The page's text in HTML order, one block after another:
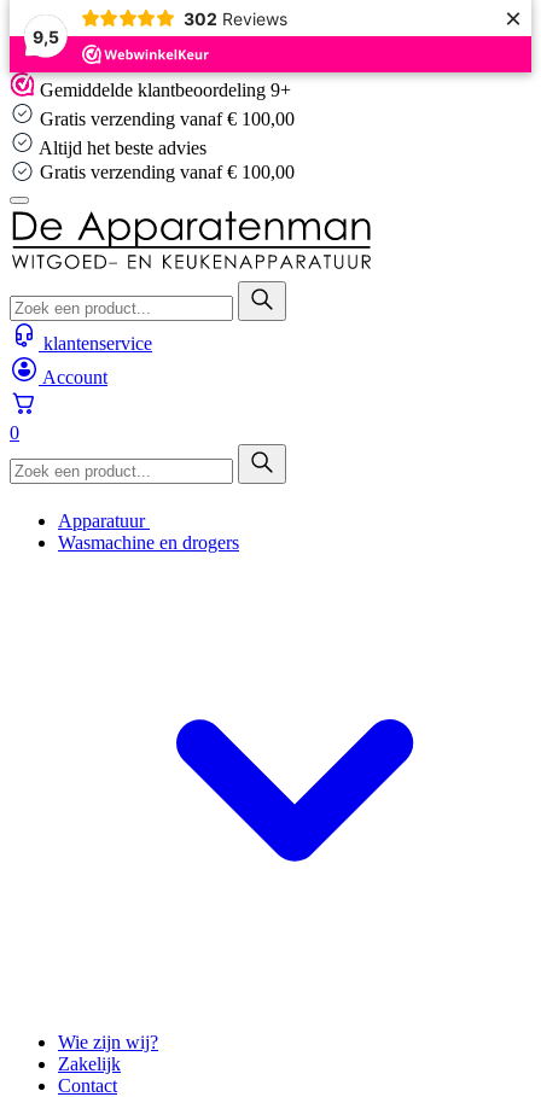
9,5
302 Reviews ×
Skip
to
content
Gemiddelde klantbeoordeling 9+
Gratis verzending vanaf € 100,00
Altijd het beste advies
Gratis verzending vanaf € 100,00
klantenservice
Account
0
Apparatuur
Wasmachine en drogers
Wie zijn wij?
Zakelijk
Contact